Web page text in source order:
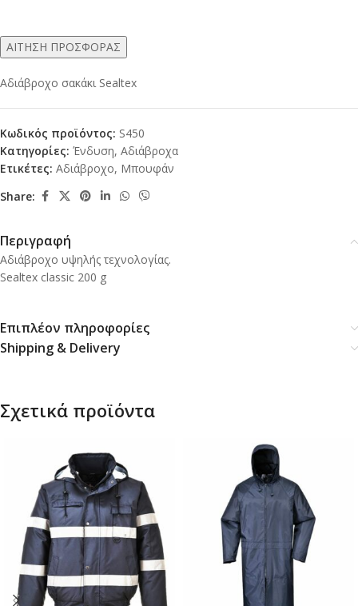
ΑΙΤΗΣΗ ΠΡΟΣΦΟΡΑΣ
Αδιάβροχο σακάκι Sealtex
Κωδικός προϊόντος: S450
Κατηγορίες: Ένδυση, Αδιάβροχα
Ετικέτες: Aδιάβροχο, Μπουφάν
Share:
Περιγραφή
Αδιάβροχο υψηλής τεχνολογίας.
Sealtex classic 200 g
Επιπλέον πληροφορίες
Shipping & Delivery
Σχετικά προϊόντα